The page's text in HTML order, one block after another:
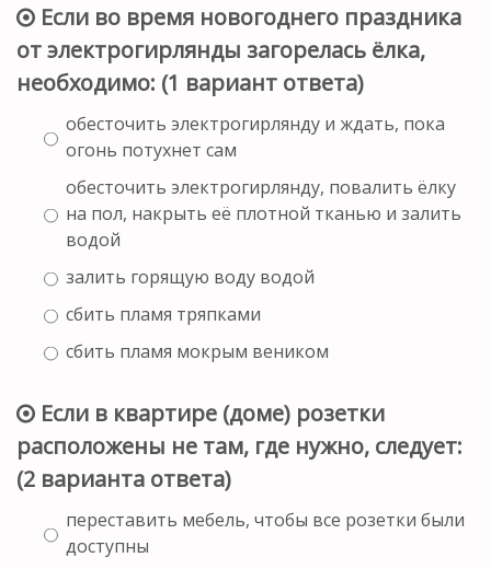
Если во время новогоднего праздника
от электрогирлянды загорелась ёлка,
необходимо: (1 вариант ответа)
обесточить электрогирлянду и ждать, пока
огонь потухнет сам
обесточить электрогирлянду, повалить ёлку
на пол, накрыть её плотной тканью и залить
водой
залить горящую воду водой
сбить пламя тряпками
сбить пламя мокрым веником
Если в квартире (доме) розетки
расположены не там, где нужно, следует:
(2 варианта ответа)
переставить мебель, чтобы все розетки были
доступны